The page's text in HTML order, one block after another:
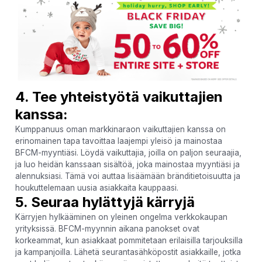
4. Tee yhteistyötä vaikuttajien
kanssa:
Kumppanuus oman markkinaraon vaikuttajien kanssa on
erinomainen tapa tavoittaa laajempi yleisö ja mainostaa
BFCM-myyntiäsi. Löydä vaikuttajia, joilla on paljon seuraajia,
ja luo heidän kanssaan sisältöä, joka mainostaa myyntiäsi ja
alennuksiasi. Tämä voi auttaa lisäämään bränditietoisuutta ja
houkuttelemaan uusia asiakkaita kauppaasi.
5. Seuraa hylättyjä kärryjä
Kärryjen hylkääminen on yleinen ongelma verkkokaupan
yrityksissä. BFCM-myynnin aikana panokset ovat
korkeammat, kun asiakkaat pommitetaan erilaisilla tarjouksilla
ja kampanjoilla. Lähetä seurantasähköpostit asiakkaille, jotka